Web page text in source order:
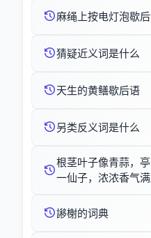
麻绳上按电灯泡歇
猜疑近义词是什么
天生的黄鳝歇后语
另类反义词是什么
根茎叶子像青蒜，
一仙子，浓浓香气
謻榭的词典